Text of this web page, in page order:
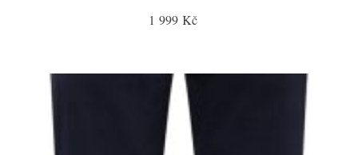
1 999 Kč